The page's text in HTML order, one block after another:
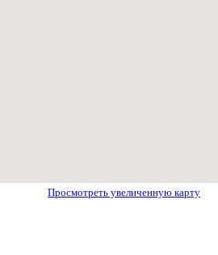
Просмотреть увеличенную карту